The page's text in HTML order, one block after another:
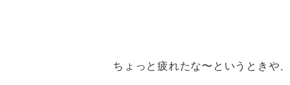
ちょっと疲れたな〜というときや、